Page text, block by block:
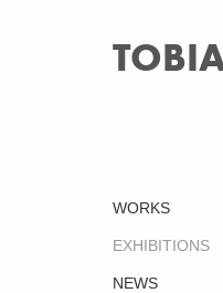
WORKS
EXHIBITIONS
NEWS